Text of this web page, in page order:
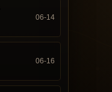
06-14
06-16